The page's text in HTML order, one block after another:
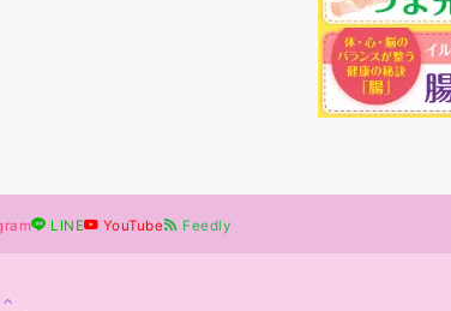
LINE YouTube Feedly